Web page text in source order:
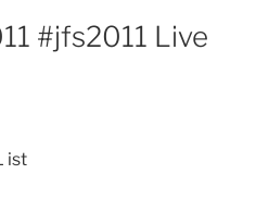
#jfs2011 Live
ist